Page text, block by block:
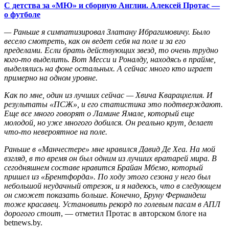
С детства за «МЮ» и сборную Англии. Алексей Протас —
о футболе
— Раньше я симпатизировал Златану Ибрагимовичу. Было
весело смотреть, как он ведет себя на поле и за его
пределами. Если брать действующих звезд, то очень трудно
кого-то выделить. Вот Месси и Роналду, находясь в прайме,
выделялись на фоне остальных. А сейчас много кто играет
примерно на одном уровне.
Как по мне, один из лучших сейчас — Хвича Кварацхелия. И
результаты «ПСЖ», и его статистика это подтверждают.
Еще все много говорят о Ламине Ямале, который еще
молодой, но уже многого добился. Он реально крут, делает
что-то невероятное на поле.
Раньше в «Манчестере» мне нравился Давид Де Хеа. На мой
взгляд, в то время он был одним из лучших вратарей мира. В
сегодняшнем составе нравится Брайан Мбемо, который
пришел из «Брентфорда». По ходу этого сезона у него был
небольшой неудачный отрезок, и я надеюсь, что в следующем
он сможет показать больше. Конечно, Бруну Фернандеш
тоже красавец. Установить рекорд по голевым пасам в АПЛ
дорогого стоит, — отметил Протас в авторском блоге на
betnews.by.